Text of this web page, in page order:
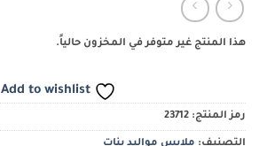
هذا المنتج غير متوفر في المخزون حالياً.
Add to wishlist
رمز المنتج: 23712